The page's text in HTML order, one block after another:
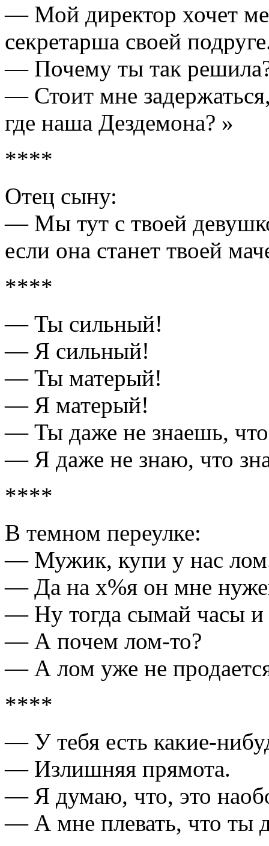
— Мой директор хочет
секретарша своей
— Почему ты так
— Стоит мне
где наша Дездемона? »
****
Отец сыну:
— Мы тут с твоей
если она станет твоей
****
— Ты сильный!
— Я сильный!
— Ты матерый!
— Я матерый!
— Ты даже не знаешь, что
— Я даже не знаю, что
****
В темном переулке:
— Мужик, купи у нас
— Да на х%я он мне
— Ну тогда сымай часы и
— А почем лом-то?
— А лом уже не
****
— У тебя есть какие-
— Излишняя прямота.
— Я думаю, что, это
— А мне плевать, что ты